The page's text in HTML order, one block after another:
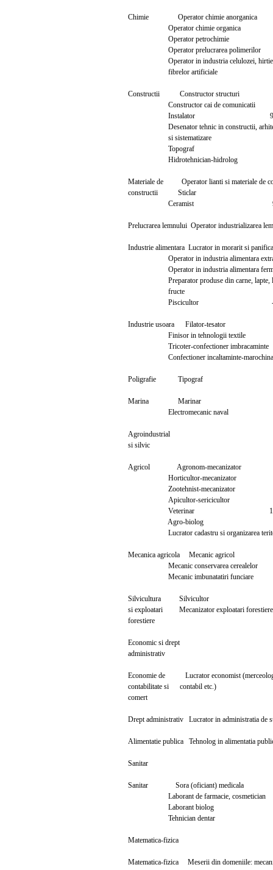
Chimie Operator chimie
Operator chimie
Operator
Operator prelucrarea
Operator in industria celulozei,
fibrelor artificiale
Constructii Constructor
Constructor cai de
Instalator 9
Desenator tehnic in constructii,
si sistematizare
Topograf
Hidrotehnician-
Materiale de Operator lianti si materiale
constructii Sticlar
Ceramist
Prelucrarea lemnului Operator
Industrie alimentara Lucrator in morarit
Operator in industria alimentara
Operator in industria alimentara
Preparator produse din carne, lapte,
fructe
Piscicultor
Industrie usoara Filator-
Finisor in tehnologii
Tricoter-confectioner
Confectioner incaltaminte-
Poligrafie Tipograf
Marina Marinar
Electromecanic
Agroindustrial
si silvic
Agricol Agronom-
Horticultor-
Zootehnist-
Apicultor-sericicultor
Veterinar
Agro-biolog
Lucrator cadastru si organizarea
Mecanica agricola Mecanic
Mecanic conservarea
Mecanic imbunatatiri
Silvicultura
si exploatari Mecanizator exploatari
forestiere
Economic si drept
administrativ
Economie de Lucrator economist
contabilitate si contabil etc.)
comert
Drept administrativ Lucrator in
Alimentatie publica Tehnolog in
Sanitar
Sanitar Sora (oficiant)
Laborant de farmacie,
Laborant biolog
Tehnician dentar
Matematica-fizica
Matematica-fizica Meserii din domeniile: